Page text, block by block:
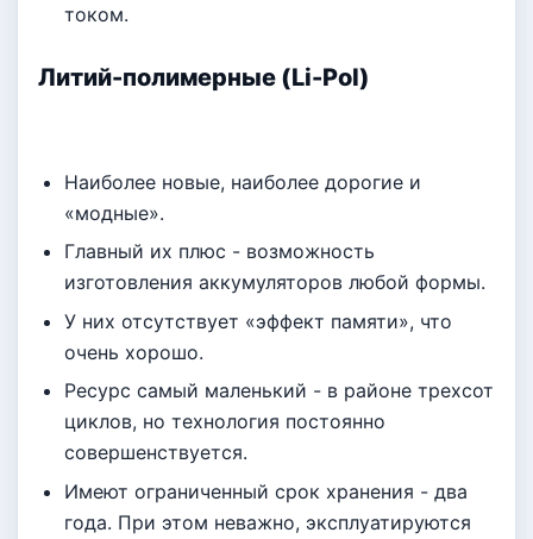
током.
Литий-полимерные (Li-Pol)
Наиболее новые, наиболее дорогие и
«модные».
Главный их плюс - возможность
изготовления аккумуляторов любой формы.
У них отсутствует «эффект памяти», что
очень хорошо.
Ресурс самый маленький - в районе трехсот
циклов, но технология постоянно
совершенствуется.
Имеют ограниченный срок хранения - два
года. При этом неважно, эксплуатируются